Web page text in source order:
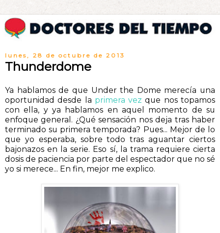
lunes, 28 de octubre de 2013
Thunderdome
Ya hablamos de que Under the Dome merecía una
oportunidad desde la primera vez que nos topamos
con ella, y ya hablamos en aquel momento de su
enfoque general. ¿Qué sensación nos deja tras haber
terminado su primera temporada? Pues... Mejor de lo
que yo esperaba, sobre todo tras aguantar ciertos
bajonazos en la serie. Eso sí, la trama requiere cierta
dosis de paciencia por parte del espectador que no sé
yo si merece... En fin, mejor me explico.